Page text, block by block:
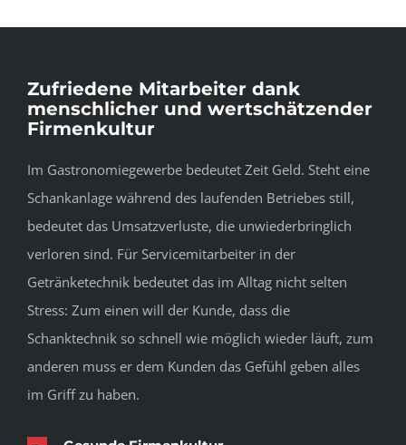
Zufriedene Mitarbeiter dank
menschlicher und wertschätzender
Firmenkultur
Im Gastronomiegewerbe bedeutet Zeit Geld. Steht eine
Schankanlage während des laufenden Betriebes still,
bedeutet das Umsatzverluste, die unwiederbringlich
verloren sind. Für Servicemitarbeiter in der
Getränketechnik bedeutet das im Alltag nicht selten
Stress: Zum einen will der Kunde, dass die
Schanktechnik so schnell wie möglich wieder läuft, zum
anderen muss er dem Kunden das Gefühl geben alles
im Griff zu haben.